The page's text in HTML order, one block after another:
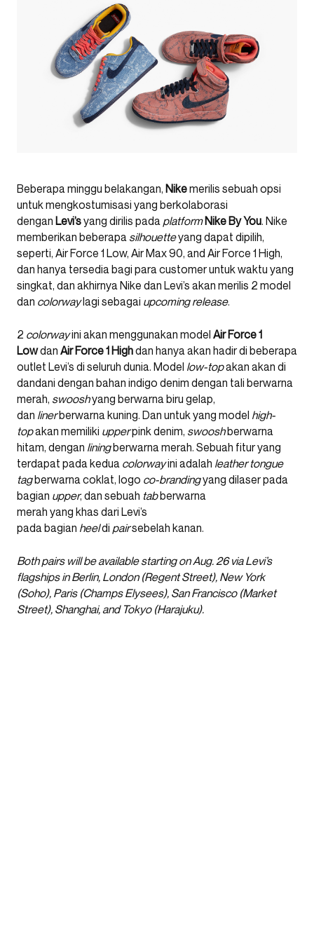
Beberapa minggu belakangan, Nikemerilis sebuah opsi
untuk mengkostumisasi yang berkolaborasi
dengan Levi’syang dirilis pada platformNike By You. Nike
memberikan beberapa silhouetteyang dapat dipilih,
seperti, Air Force 1 Low, Air Max 90, and Air Force 1 High,
dan hanya tersedia bagi para customer untuk waktu yang
singkat, dan akhirnya Nike dan Levi’s akan merilis 2 model
dan colorwaylagi sebagai upcoming release.
2 colorwayini akan menggunakan model Air Force 1
Lowdan Air Force 1 Highdan hanya akan hadir di beberapa
outlet Levi’s di seluruh dunia. Model low-topakan akan di
dandani dengan bahan indigo denim dengan tali berwarna
merah, swooshyang berwarna biru gelap,
dan linerberwarna kuning. Dan untuk yang model high-
topakan memiliki upperpink denim, swooshberwarna
hitam, dengan liningberwarna merah. Sebuah fitur yang
terdapat pada kedua colorwayini adalah leather tongue
tagberwarna coklat, logo co-brandingyang dilaser pada
bagian upper, dan sebuah tabberwarna
merah yang khas dari Levi’s
pada bagian heeldi pairsebelah kanan.
Both pairs will be available starting on Aug. 26 via Levi’s
flagships in Berlin, London (Regent Street), New York
(Soho), Paris (Champs Elysees), San Francisco (Market
Street), Shanghai, and Tokyo (Harajuku).